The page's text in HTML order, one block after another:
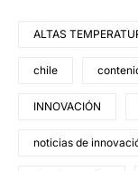
ALTAS
chile
INNOVACIÓN
noticias de